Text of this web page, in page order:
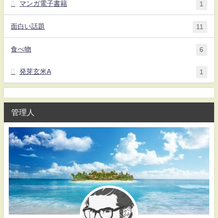
マンガ電子書籍 1
面白い話題 11
食べ物 6
発芽玄米A 1
管理人